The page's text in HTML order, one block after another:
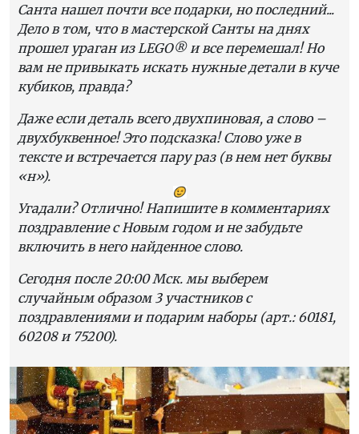
Санта нашел почти все подарки, но последний...
Дело в том, что в мастерской Санты на днях
прошел ураган из LEGO® и все перемешал! Но
вам не привыкать искать нужные детали в куче
кубиков, правда?
Даже если деталь всего двухпиновая, а слово –
двухбуквенное! Это подсказка! Слово уже в
тексте и встречается пару раз (в нем нет буквы
«н»).
Угадали? Отлично! Напишите в комментариях
поздравление с Новым годом и не забудьте
включить в него найденное слово.
Сегодня после 20:00 Мск. мы выберем
случайным образом 3 участников с
поздравлениями и подарим наборы (арт.: 60181,
60208 и 75200).